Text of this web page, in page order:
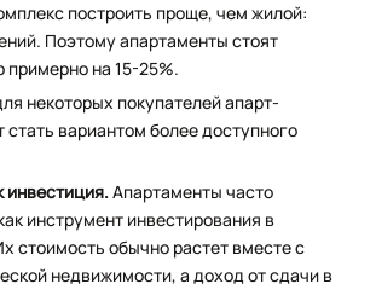
построить проще, чем жилой:
Поэтому апартаменты стоят
примерно на 15-25%.
некоторых покупателей апарт-
стать вариантом более доступного
инвестиция.Апартаменты часто
инструмент инвестирования в
стоимость обычно растет вместе с
недвижимости, а доход от сдачи в